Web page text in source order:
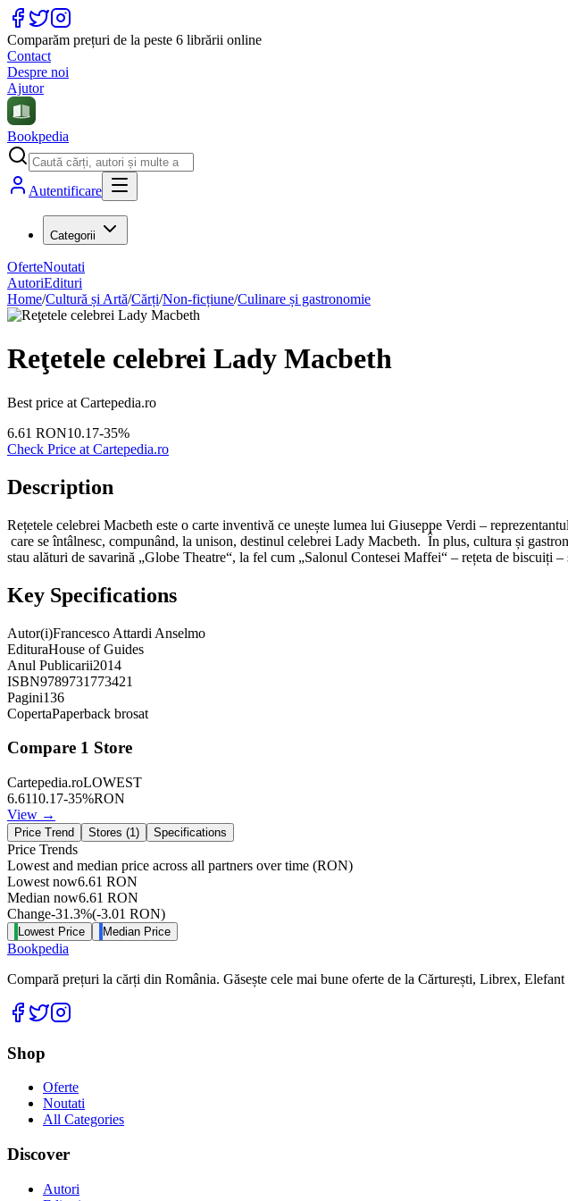
Comparăm prețuri de la peste 6 librării online
Contact
Despre noi
Ajutor
Bookpedia
Autentificare
Categorii
OferteNoutati
AutoriEdituri
Home/Cultură și Artă/Cărți/Non-ficțiune/Culinare și gastronomie
Reţetele celebrei Lady Macbeth
Best price at Cartepedia.ro
6.61 RON10.17-35%
Check Price at Cartepedia.ro
Description
Rețetele celebrei Macbeth este o carte inventivă ce unește lumea lui Giuseppe Verdi –
care se întâlnesc, compunând, la unison, destinul celebrei Lady Macbeth. În plus, cultura și
stau alături de savarină „Globe Theatre“, la fel cum „Salonul Contesei Maffei“ – rețeta de biscuiți –
Key Specifications
Autor(i)Francesco Attardi Anselmo
EdituraHouse of Guides
Anul Publicarii2014
ISBN9789731773421
Pagini136
CopertaPaperback brosat
Compare 1 Store
Cartepedia.roLOWEST
6.6110.17-35%RON
View →
Price Trend Stores (1 ) Specifications
Price Trends
Lowest and median price across all partners over time (RON)
Lowest now6.61 RON
Median now6.61 RON
Change-31.3%(-3.01 RON)
Lowest Price Median Price
Bookpedia
Compară prețuri la cărți din România. Găsește cele mai bune oferte de la Cărturești, Librex,
Facebook
Twitter
Shop
Oferte
Noutati
All Categories
Discover
Autori